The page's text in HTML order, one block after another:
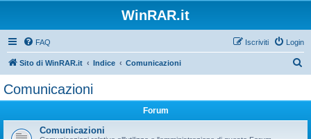
WinRAR.it
FAQ Login
Iscriviti
Sito di WinRAR.it Indice Comunicazioni
Comunicazioni
Forum
Comunicazioni